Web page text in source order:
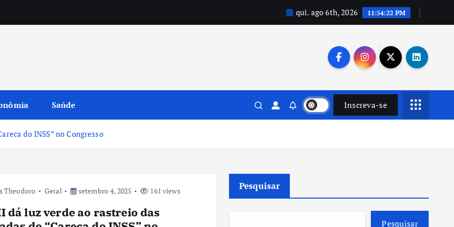
qui. ago 6th, 2026 11:54:23 PM
Saúde Inscreva-se
do INSS” no Congresso
Theodoro Geral setembro 4, 2025 161 views
dá luz verde ao rastreio das
Pesquisar
Pesquisar